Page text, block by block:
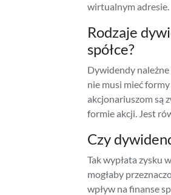
wirtualnym adresie.
Rodzaje
spółce?
Dywidendy
nie musi mieć
akcjonariuszom są
formie akcji. Jest
Czy
Tak wypłata zysku
mogłaby
wpływ na finanse